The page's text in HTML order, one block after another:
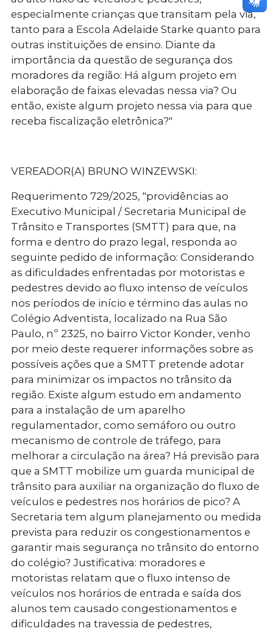
especialmente crianças que transitam pela via,
tanto para a Escola Adelaide Starke quanto para
outras instituições de ensino. Diante da
importância da questão de segurança dos
moradores da região: Há algum projeto em
elaboração de faixas elevadas nessa via? Ou
então, existe algum projeto nessa via para que
receba fiscalização eletrônica?"
VEREADOR(A) BRUNO WINZEWSKI:
Requerimento 729/2025, "providências ao
Executivo Municipal / Secretaria Municipal de
Trânsito e Transportes (SMTT) para que, na
forma e dentro do prazo legal, responda ao
seguinte pedido de informação: Considerando
as dificuldades enfrentadas por motoristas e
pedestres devido ao fluxo intenso de veículos
nos períodos de início e término das aulas no
Colégio Adventista, localizado na Rua São
Paulo, nº 2325, no bairro Victor Konder, venho
por meio deste requerer informações sobre as
possíveis ações que a SMTT pretende adotar
para minimizar os impactos no trânsito da
região. Existe algum estudo em andamento
para a instalação de um aparelho
regulamentador, como semáforo ou outro
mecanismo de controle de tráfego, para
melhorar a circulação na área? Há previsão para
que a SMTT mobilize um guarda municipal de
trânsito para auxiliar na organização do fluxo de
veículos e pedestres nos horários de pico? A
Secretaria tem algum planejamento ou medida
prevista para reduzir os congestionamentos e
garantir mais segurança no trânsito do entorno
do colégio? Justificativa: moradores e
motoristas relatam que o fluxo intenso de
veículos nos horários de entrada e saída dos
alunos tem causado congestionamentos e
dificuldades na travessia de pedestres,